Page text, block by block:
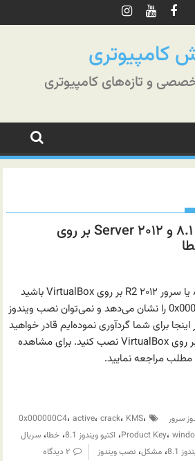
کامپیوتری
و تازه‌های کامپیوتری
آموزش نصب ویندوز ۸.۱ و Server ۲۰۱۲ بر روی
اگر مایل به نصب ویندوز ۸.۱ یا سرور ۲۰۱۲ R2 بر روی VirtualBox باشید
هنگام نصب خطای 0x000000C4 را نشان می‌دهد و نمی‌توان نصب ویندوز
اینجا برای شما گردآوری نموده‌ایم قادر خواهید
بود هر دوی این وندوز‌ها را بر روی VirtualBox نصب کنید. برای مشاهده
مراجعه نمایید.
سرور 0x000000C4، active، crack، KMS،
Product Key، ، اکتیو ویندوز 8.1 ،خطا،سریال
8.1 ،مشکل،نصب ویندوز ۲ دیدگاه